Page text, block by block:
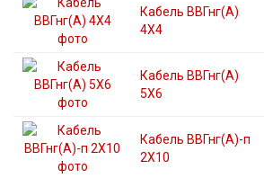
Кабель ВВГнг(А)
4X4
Кабель ВВГнг(А)
5X6
Кабель ВВГнг(А)-п
2X10